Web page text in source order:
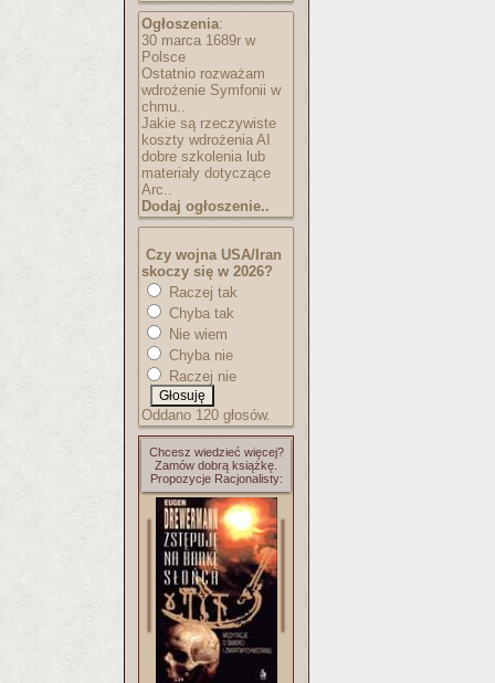
Ogłoszenia:
30 marca 1689r w
Polsce
Ostatnio rozważam
wdrożenie Symfonii w
chmu..
Jakie są rzeczywiste
koszty wdrożenia AI
dobre szkolenia lub
materiały dotyczące
Arc..
Dodaj ogłoszenie..
Czy wojna USA/Iran
skoczy się w 2026?
Raczej tak
Chyba tak
Nie wiem
Chyba nie
Raczej nie
Oddano 120 głosów.
Chcesz wiedzieć więcej?
Zamów dobrą książkę.
Propozycje Racjonalisty: